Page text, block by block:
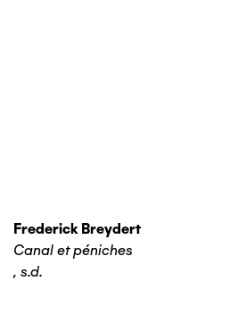
Frederick Breydert
Canal et péniches
, s.d.